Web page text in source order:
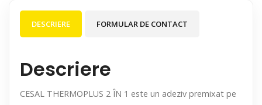
DESCRIERE FORMULAR DE CONTACT
Descriere
CESAL THERMOPLUS 2 ÎN 1 este un adeziv premixat pe